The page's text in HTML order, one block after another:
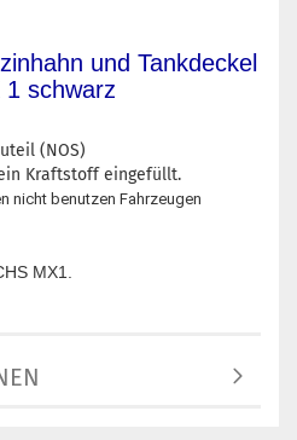
und Tankdeckel
schwarz
(NOS)
Kraftstoff eingefüllt.
nicht benutzen Fahrzeugen
MX1.